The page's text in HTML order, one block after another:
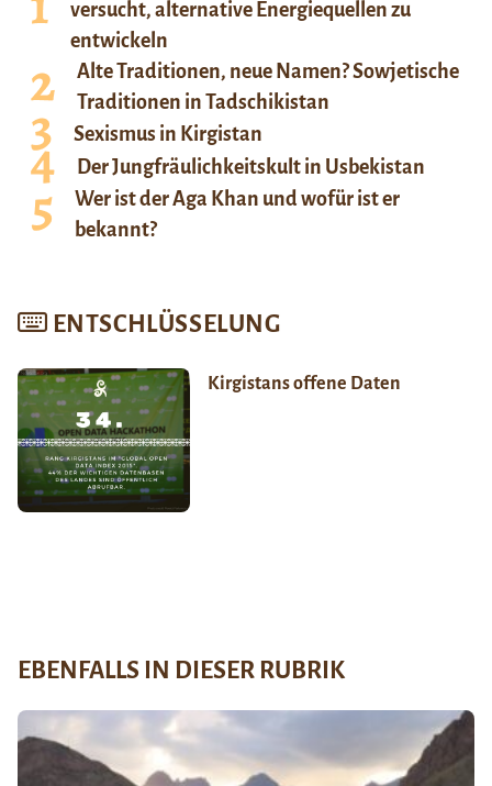
versucht, alternative Energiequellen zu
entwickeln
Alte Traditionen, neue Namen? Sowjetische
Traditionen in Tadschikistan
Sexismus in Kirgistan
Der Jungfräulichkeitskult in Usbekistan
Wer ist der Aga Khan und wofür ist er
bekannt?
ENTSCHLÜSSELUNG
Kirgistans offene Daten
EBENFALLS IN DIESER RUBRIK